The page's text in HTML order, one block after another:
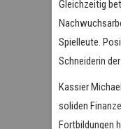
Gleichzeitig
Spielleute.
Schneiderin
Kassier
soliden
Fortbildungen